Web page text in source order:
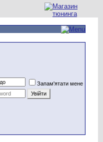
Запам'ятати мене